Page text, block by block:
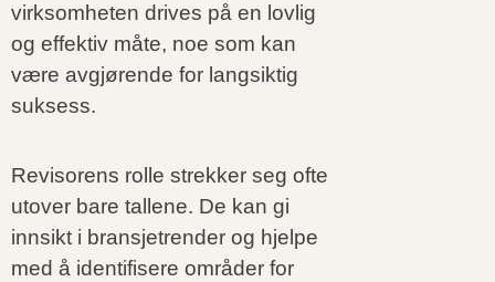
virksomheten drives på en lovlig
og effektiv måte, noe som kan
være avgjørende for langsiktig
suksess.
Revisorens rolle strekker seg ofte
utover bare tallene. De kan gi
innsikt i bransjetrender og hjelpe
med å identifisere områder for